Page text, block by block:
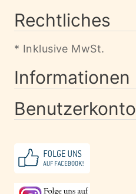
Rechtliches
* Inklusive MwSt.
Informationen
Benutzerkonto